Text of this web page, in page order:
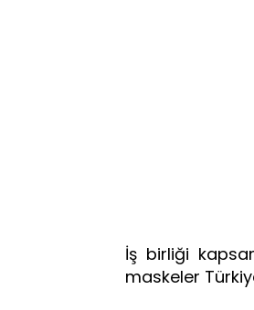
İş birliği
maskeler